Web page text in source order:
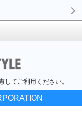
してご利用ください。